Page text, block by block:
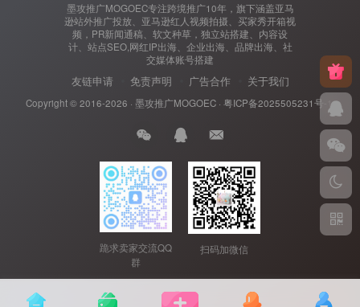
墨攻推广MOGOEC专注跨境推广10年，旗下涵盖亚马
逊站外推广投放、亚马逊红人视频拍摄、买家秀开箱视
频，PR新闻通稿、软文种草，独立站搭建、内容设
计、站点SEO,网红IP出海、企业出海、品牌出海、社
交媒体账号搭建
友链申请 免责声明 广告合作 关于我们
Copyright © 2016-2026 · 墨攻推广MOGOEC· 粤ICP备2025505231号-1.
跪求卖家交流QQ
群
扫码加微信